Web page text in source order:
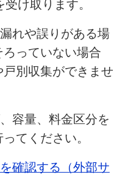
け取ります。
れや誤りがある場
っていない場合
別収集ができませ
容量、料金区分を
てください。
確認する（外部サ